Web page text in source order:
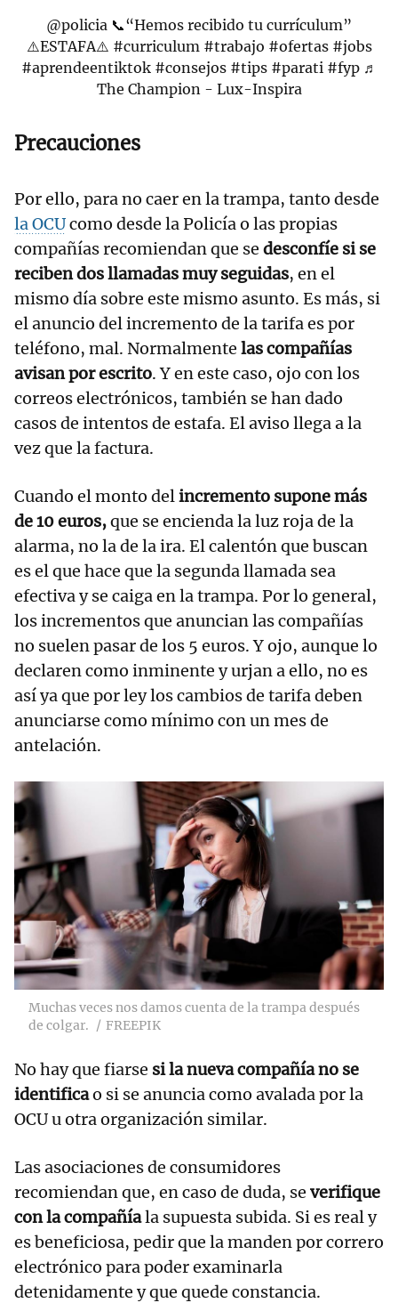
@policia 📞“Hemos recibido tu currículum”
⚠️ESTAFA⚠️ #curriculum #trabajo #ofertas #jobs
#aprendeentiktok #consejos #tips #parati #fyp ♬
The Champion - Lux-Inspira
Precauciones
Por ello, para no caer en la trampa, tanto desde
la OCUcomo desde la Policía o las propias
compañías recomiendan que se desconfíe si se
reciben dos llamadas muy seguidas, en el
mismo día sobre este mismo asunto. Es más, si
el anuncio del incremento de la tarifa es por
teléfono, mal. Normalmente las compañías
avisan por escrito. Y en este caso, ojo con los
correos electrónicos, también se han dado
casos de intentos de estafa. El aviso llega a la
vez que la factura.
Cuando el monto delincremento supone más
de 10 euros,que se encienda la luz roja de la
alarma, no la de la ira. El calentón que buscan
es el que hace que la segunda llamada sea
efectiva y se caiga en la trampa. Por lo general,
los incrementos que anuncian las compañías
no suelen pasar de los 5 euros. Y ojo, aunque lo
declaren como inminente y urjan a ello, no es
así ya que por ley los cambios de tarifa deben
anunciarse como mínimo con un mes de
antelación.
Muchas veces nos damos cuenta de la trampa después
de colgar.
FREEPIK
No hay que fiarse si la nueva compañía no se
identificao si se anuncia como avalada por la
OCU u otra organización similar.
Las asociaciones de consumidores
recomiendan que, en caso de duda, se verifique
con la compañíala supuesta subida. Si es real y
es beneficiosa, pedir que la manden por correro
electrónico para poder examinarla
detenidamente y que quede constancia.